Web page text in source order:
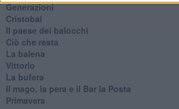
Generazioni
Cristobal
Il paese dei balocchi
Ciò che resta
La balena
Vittorio
La bufera
Il mago, la pera e il Bar la Posta
Primavera